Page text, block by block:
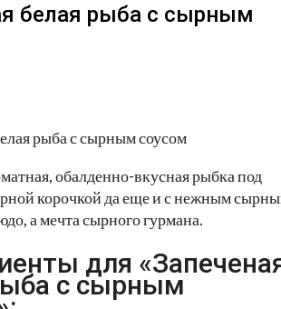
белая рыба с сырным
обалденно-вкусная рыбка под
корочкой да еще и с нежным
а мечта сырного гурмана.
для
с сырным